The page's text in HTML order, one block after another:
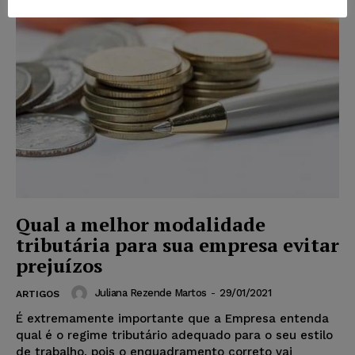
Qual a melhor modalidade
tributária para sua empresa evitar
prejuízos
ARTIGOS Juliana Rezende Martos - 29/01/2021
É extremamente importante que a Empresa entenda
qual é o regime tributário adequado para o seu estilo
de trabalho, pois o enquadramento correto vai